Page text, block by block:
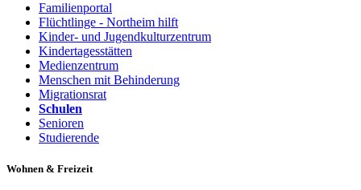
Familienportal
Flüchtlinge - Northeim hilft
Kinder- und Jugendkulturzentrum
Kindertagesstätten
Medienzentrum
Menschen mit Behinderung
Migrationsrat
Schulen
Senioren
Studierende
Wohnen & Freizeit